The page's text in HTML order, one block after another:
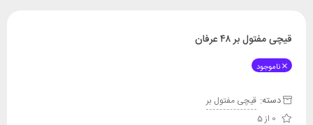
قیچی مفتول بر ۴۸ عرفان
ناموجود
دسته: قیچی مفتول بر
0 از 5